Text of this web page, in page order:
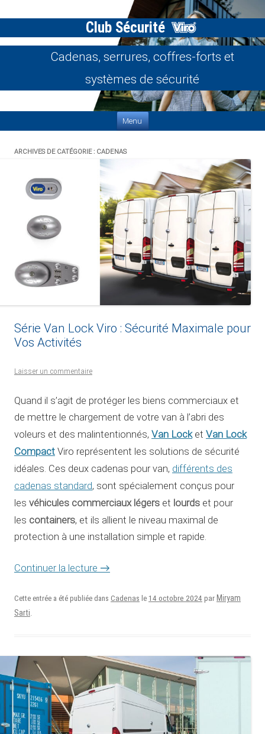
Club Sécurité
Cadenas, serrures, coffres-forts et
systèmes de sécurité
Menu
ARCHIVES DE CATÉGORIE : CADENAS
Série Van Lock Viro : Sécurité Maximale pour
Vos Activités
Laisser un commentaire
Quand il s’agit de protéger les biens commerciaux et
de mettre le chargement de votre van à l’abri des
voleurs et des malintentionnés, Van Locket Van Lock
Compact Viro représentent les solutions de sécurité
idéales. Ces deux cadenas pour van, différents des
cadenas standard, sont spécialement conçus pour
les véhicules commerciaux légers et lourds et pour
les containers, et ils allient le niveau maximal de
protection à une installation simple et rapide.
Continuer la lecture →
Cette entrée a été publiée dans Cadenas le 14 octobre 2024 par Miryam
Sarti.